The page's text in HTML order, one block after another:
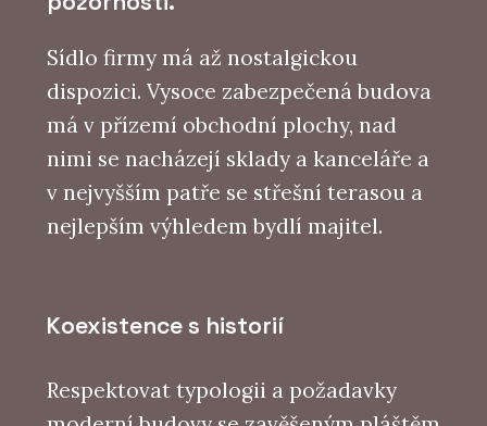
Sídlo firmy má až nostalgickou
dispozici. Vysoce zabezpečená budova
má v přízemí obchodní plochy, nad
nimi se nacházejí sklady a kanceláře a
v nejvyšším patře se střešní terasou a
nejlepším výhledem bydlí majitel.
Koexistence s historií
Respektovat typologii a požadavky